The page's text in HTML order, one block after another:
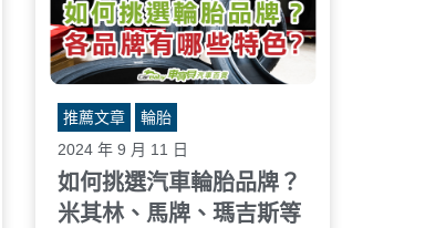
面技術，增加胎塊間的摩擦
提升胎體穩定性，提供高抓地
與評價
2023年度歐洲知名汽車雜誌
Auto Bild》針對53個品牌的高性
夏季輪胎評測中，連續兩年榮獲
Exemplary 」最高評級
年瑞典領先的汽車雜誌
Värld（科技世界）的
野能力，對高
要求相對次要
如何挑選汽車輪胎品牌？
米其林、馬牌、瑪吉斯等
2024 年 9 月 11 日
推薦文章 輪胎